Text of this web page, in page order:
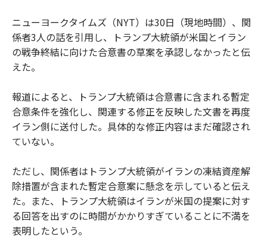
ニューヨークタイムズ（NYT）は30日（現地時間）、関
係者3人の話を引用し、トランプ大統領が米国とイラン
の戦争終結に向けた合意書の草案を承認しなかったと伝
えた。
報道によると、トランプ大統領は合意書に含まれる暫定
合意条件を強化し、関連する修正を反映した文書を再度
イラン側に送付した。具体的な修正内容はまだ確認され
ていない。
ただし、関係者はトランプ大統領がイランの凍結資産解
除措置が含まれた暫定合意案に懸念を示していると伝え
た。また、トランプ大統領はイランが米国の提案に対す
る回答を出すのに時間がかかりすぎていることに不満を
表明したという。